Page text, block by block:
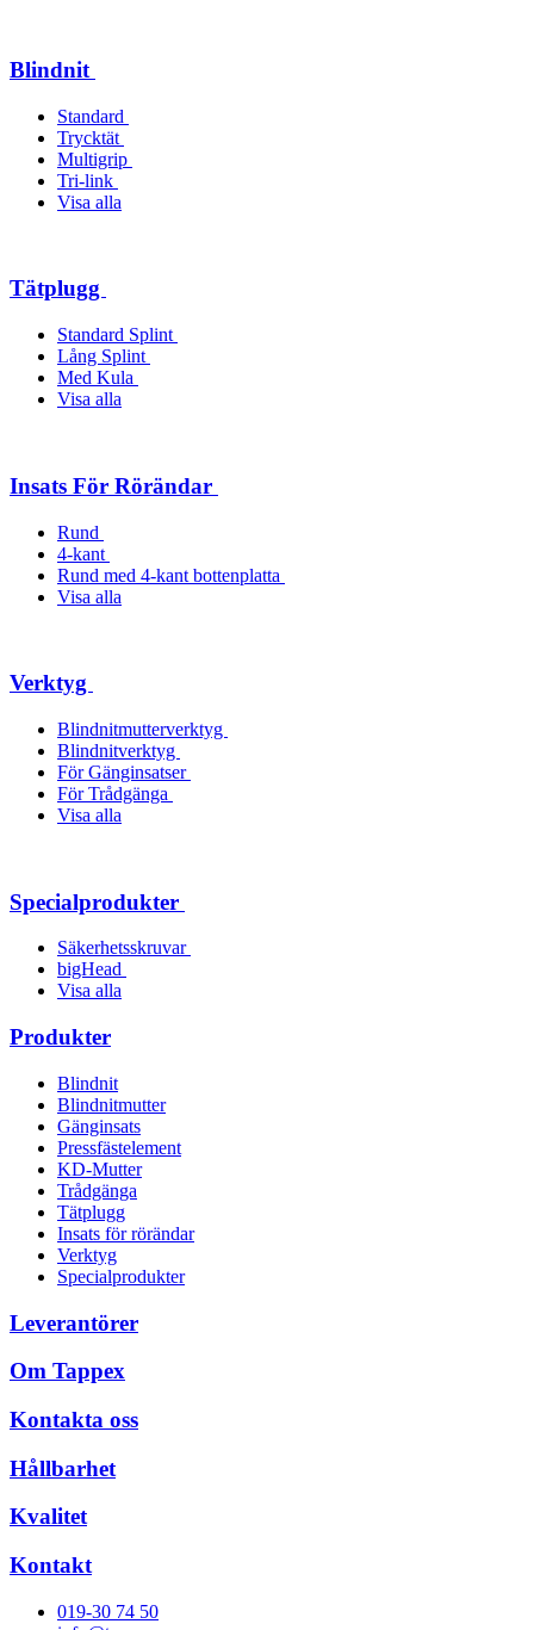
Blindnit
Standard
Trycktät
Multigrip
Tri-link
Visa alla
Tätplugg
Standard Splint
Lång Splint
Med Kula
Visa alla
Insats För Rörändar
Rund
4-kant
Rund med 4-kant bottenplatta
Visa alla
Verktyg
Blindnitmutterverktyg
Blindnitverktyg
För Gänginsatser
För Trådgänga
Visa alla
Specialprodukter
Säkerhetsskruvar
bigHead
Visa alla
Produkter
Blindnit
Blindnitmutter
Gänginsats
Pressfästelement
KD-Mutter
Trådgänga
Tätplugg
Insats för rörändar
Verktyg
Specialprodukter
Leverantörer
Om Tappex
Kontakta oss
Hållbarhet
Kvalitet
Kontakt
019-30 74 50